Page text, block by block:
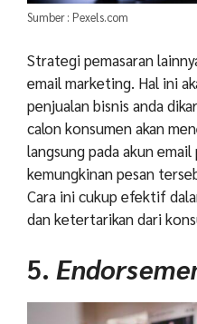
Sumber : Pexels.com
Strategi pemasaran
email marketing. Hal ini
penjualan bisnis anda
calon konsumen akan
langsung pada akun
kemungkinan pesan
Cara ini cukup efektif
dan ketertarikan dari
5.